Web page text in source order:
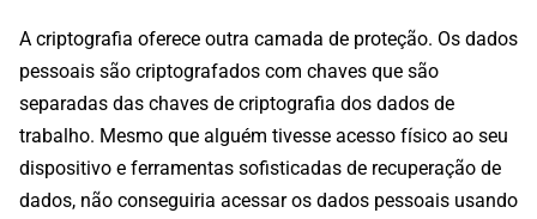
A criptografia oferece outra camada de proteção. Os dados
pessoais são criptografados com chaves que são
separadas das chaves de criptografia dos dados de
trabalho. Mesmo que alguém tivesse acesso físico ao seu
dispositivo e ferramentas sofisticadas de recuperação de
dados, não conseguiria acessar os dados pessoais usando